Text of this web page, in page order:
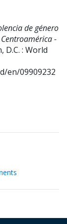
de género
-
D.C. : World
en/09909232